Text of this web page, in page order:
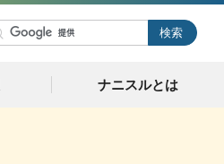
ナニスルとは